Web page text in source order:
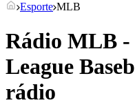
Esporte MLB
Rádio MLB -
League
rádio